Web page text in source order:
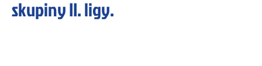
skupiny II. ligy.